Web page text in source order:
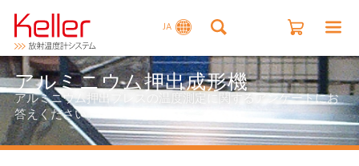
JA
アルミニウム押出成形機
アルミニウム押出プレスの温度測定に関するアンケートにお
答えください。